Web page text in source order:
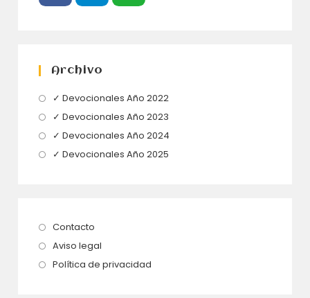
Archivo
✓ Devocionales Año 2022Se
✓ Devocionales Año 2023
abre
✓ Devocionales Año 2024
✓ Devocionales Año 2025
Contacto
abre
en
Aviso legal
abre
Política de privacidad